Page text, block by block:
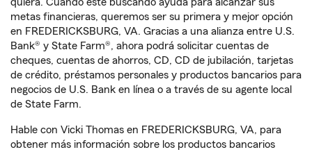
metas financieras, queremos ser su primera y mejor opción
en FREDERICKSBURG, VA. Gracias a una alianza entre U.S.
Bank® y State Farm®, ahora podrá solicitar cuentas de
cheques, cuentas de ahorros, CD, CD de jubilación, tarjetas
de crédito, préstamos personales y productos bancarios para
negocios de U.S. Bank en línea o a través de su agente local
de State Farm.
Hable con Vicki Thomas en FREDERICKSBURG, VA, para
obtener más información sobre los productos bancarios